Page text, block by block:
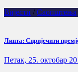
Вијести / Саопштења
Линта: Спријечити
Петак, 25. октобар